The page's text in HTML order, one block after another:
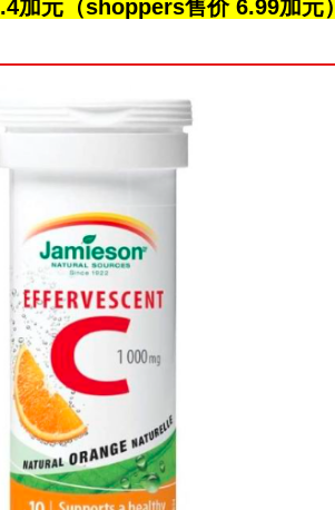
加元（shoppers售价 6.99加元）